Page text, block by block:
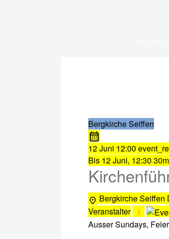
Bergkirche Seiffen
12 Juni 12:00
Bis 12 Juni, 12:30 30m
Bergkirche Seiffen
Veranstalter
Ausser Sundays,